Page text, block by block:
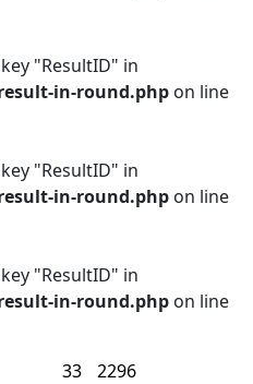
"ResultID" in
in-round.php on line
"ResultID" in
in-round.php on line
"ResultID" in
in-round.php on line
33 2296